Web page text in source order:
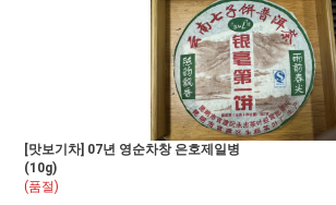
[맛보기차] 07년 영순차창 은호제일병
(10g)
(품절)